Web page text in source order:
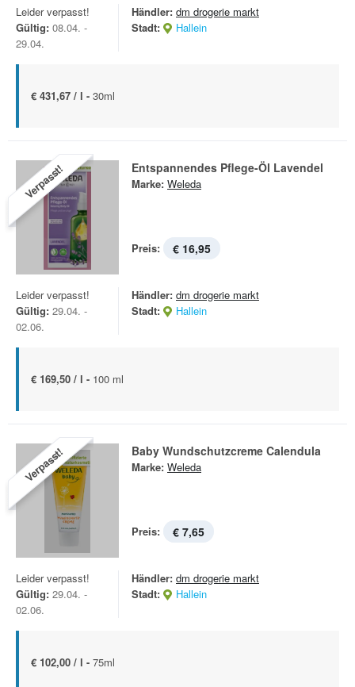
Leider verpasst!
Gültig: 08.04. -
29.04.
Händler: dm drogerie markt
Stadt:
Hallein
€ 431,67 / l - 30ml
Verpasst! Entspannendes Pflege-Öl Lavendel
Marke: Weleda
Preis: € 16,95
Leider verpasst!
Gültig: 29.04. -
02.06.
Händler: dm drogerie markt
Stadt:
Hallein
€ 169,50 / l - 100 ml
Verpasst! Baby Wundschutzcreme Calendula
Marke: Weleda
Preis: € 7,65
Leider verpasst!
Gültig: 29.04. -
02.06.
Händler: dm drogerie markt
Stadt:
Hallein
€ 102,00 / l - 75ml